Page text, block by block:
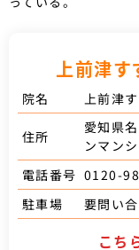
上前津す
院名 上前津
住所
愛知県
ンマン
電話番号 0120-
駐車場
要問い
こち